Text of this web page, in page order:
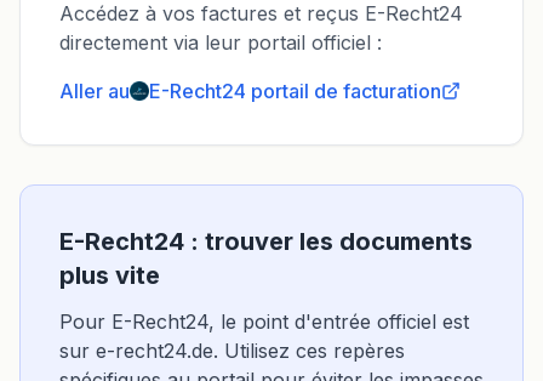
Accédez à vos factures et reçus E-Recht24
directement via leur portail officiel :
Aller au
E-Recht24 portail de facturation
E-Recht24 : trouver les documents
plus vite
Pour E-Recht24, le point d'entrée officiel est
sur e-recht24.de. Utilisez ces repères